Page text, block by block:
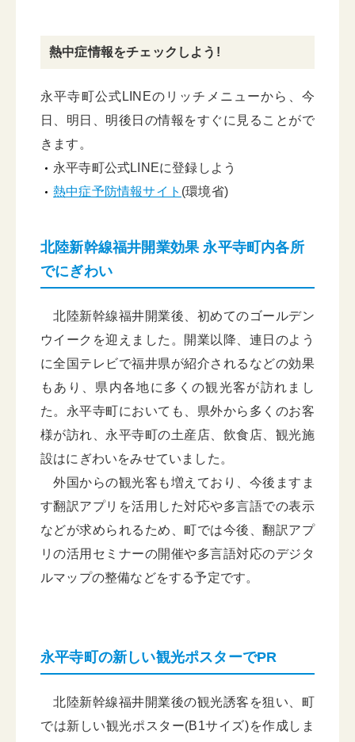
熱中症情報をチェックしよう!
永平寺町公式LINEのリッチメニューから、今
日、明日、明後日の情報をすぐに見ることがで
きます。
永平寺町公式LINEに登録しよう
熱中症予防情報サイト (環境省)
北陸新幹線福井開業効果 永平寺町内各所
でにぎわい
北陸新幹線福井開業後、初めてのゴールデン
ウイークを迎えました。開業以降、連日のよう
に全国テレビで福井県が紹介されるなどの効果
もあり、県内各地に多くの観光客が訪れまし
た。永平寺町においても、県外から多くのお客
様が訪れ、永平寺町の土産店、飲食店、観光施
設はにぎわいをみせていました。
外国からの観光客も増えており、今後ますま
す翻訳アプリを活用した対応や多言語での表示
などが求められるため、町では今後、翻訳アプ
リの活用セミナーの開催や多言語対応のデジタ
ルマップの整備などをする予定です。
永平寺町の新しい観光ポスターでPR
北陸新幹線福井開業後の観光誘客を狙い、町
では新しい観光ポスター(B1サイズ)を作成しま